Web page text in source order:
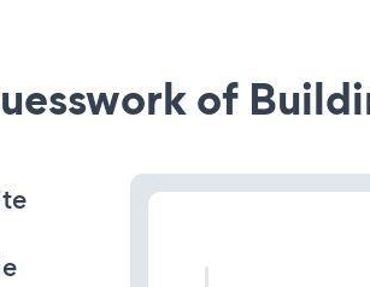
of